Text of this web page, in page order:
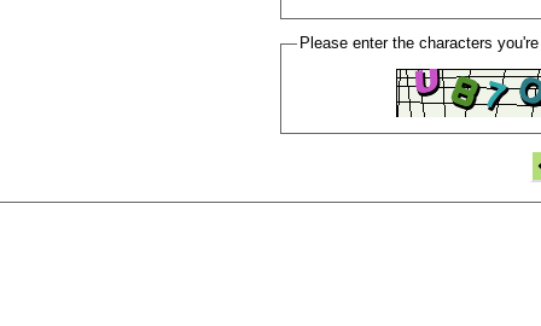
Please enter the characters